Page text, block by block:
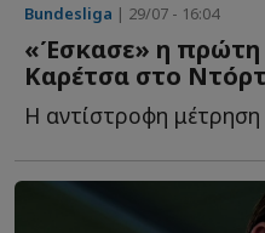
Bundesliga | 29/07 - 16:04
«Έσκασε» η
Καρέτσα στο